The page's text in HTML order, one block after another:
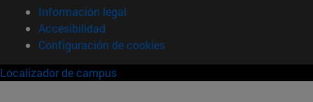
Información legal
Accesibilidad
Configuración de cookies
Localizador de campus